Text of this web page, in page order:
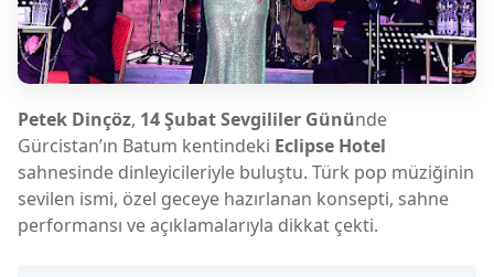
Petek Dinçöz, 14 Şubat Sevgililer Gününde
Gürcistan’ın Batum kentindeki Eclipse Hotel
sahnesinde dinleyicileriyle buluştu. Türk pop müziğinin
sevilen ismi, özel geceye hazırlanan konsepti, sahne
performansı ve açıklamalarıyla dikkat çekti.